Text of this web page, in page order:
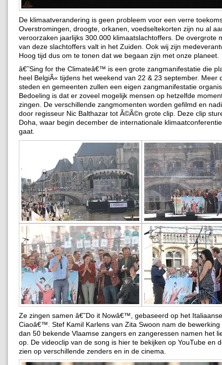
De klimaatverandering is geen probleem voor een verre
Overstromingen, droogte, orkanen, voedseltekorten zijn nu al
veroorzaken jaarlijks 300.000 klimaatslachtoffers. De overgrote
van deze slachtoffers valt in het Zuiden. Ook wij zijn
Hoog tijd dus om te tonen dat we begaan zijn met onze planeet.
â€˜Sing for the Climateâ€™ is een grote zangmanifestatie die
heel BelgiÃ« tijdens het weekend van 22 & 23 september. Meer
steden en gemeenten zullen een eigen zangmanifestatie
Bedoeling is dat er zoveel mogelijk mensen op hetzelfde
zingen. De verschillende zangmomenten worden gefilmd en
door regisseur Nic Balthazar tot Ã©Ã©n grote clip. Deze clip
Doha, waar begin december de internationale
gaat.
Ze zingen samen â€˜Do it Nowâ€™, gebaseerd op het
Ciaoâ€™. Stef Kamil Karlens van Zita Swoon nam de bewerking
dan 50 bekende Vlaamse zangers en zangeressen namen het
op. De videoclip van de song is hier te bekijken op YouTube en
zien op verschillende zenders en in de cinema.